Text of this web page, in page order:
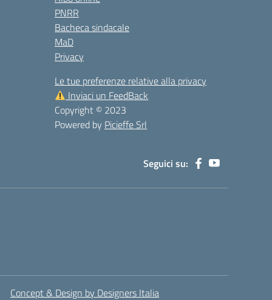
PNRR
Bacheca sindacale
MaD
Privacy
Le tue preferenze relative alla privacy
Inviaci un FeedBack
Copyright © 2023
Powered by Picieffe Srl
Seguici su:
Concept & Design by Designers Italia